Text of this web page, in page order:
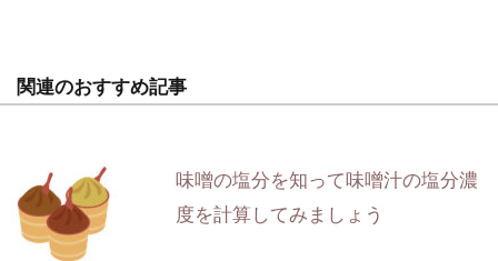
関連のおすすめ記事
味噌の塩分を知って味噌汁の塩分濃
度を計算してみましょう